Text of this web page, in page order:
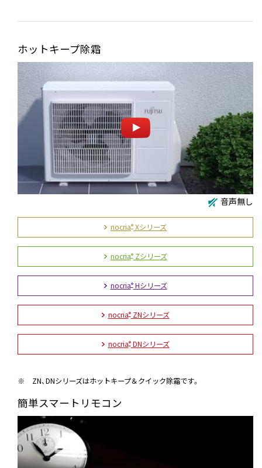
ホットキープ除霜
音声無し
nocria® Xシリーズ
nocria®Zシリーズ
nocria®Hシリーズ
nocria®ZNシリーズ
nocria®DNシリーズ
※ ZN、DNシリーズはホットキープ＆クイック除霜です。
簡単スマートリモコン